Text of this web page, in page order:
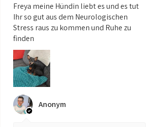
Freya meine Hündin liebt es und es tut
Ihr so gut aus dem Neurologischen
Stress raus zu kommen und Ruhe zu
finden
Anonym